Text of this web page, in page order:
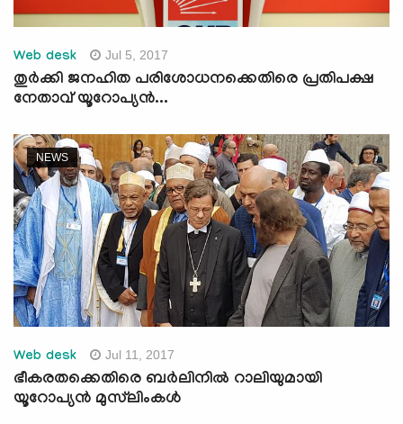
Web desk Jul 5, 2017
തുര്‍ക്കി ജനഹിത പരിശോധനക്കെതിരെ പ്രതിപക്ഷ
നേതാവ് യൂറോപ്യന്‍...
NEWS
Web desk Jul 11, 2017
ഭീകരതക്കെതിരെ ബര്‍ലിനില്‍ റാലിയുമായി
യൂറോപ്യന്‍ മുസ്‌ലിംകള്‍